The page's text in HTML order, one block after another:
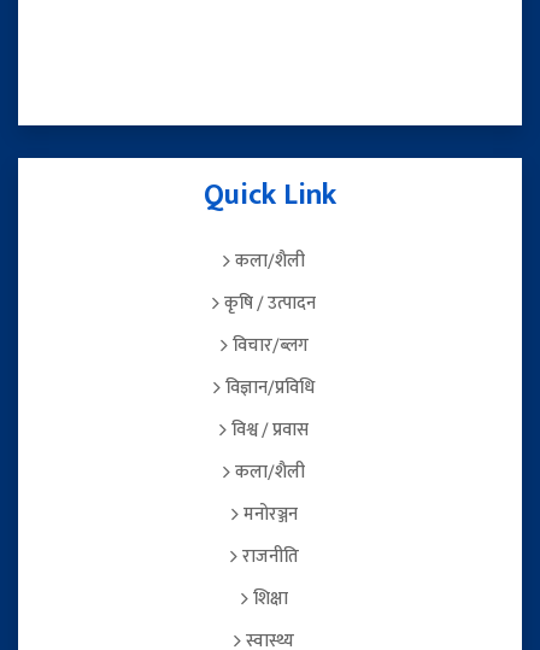
Quick Link
कला/शैली
कृषि / उत्पादन
विचार/ब्लग
विज्ञान/प्रविधि
विश्व / प्रवास
कला/शैली
मनोरञ्जन
राजनीति
शिक्षा
स्वास्थ्य